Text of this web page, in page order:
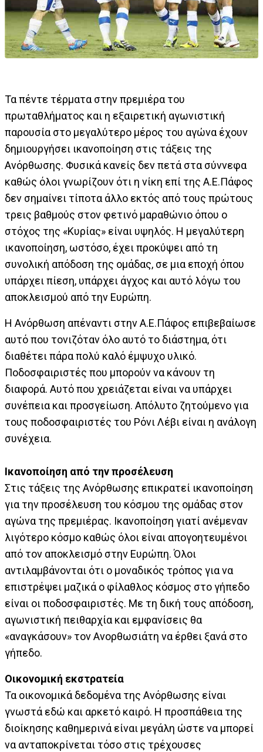
Τα πέντε τέρματα στην πρεμιέρα του
πρωταθλήματος και η εξαιρετική αγωνιστική
παρουσία στο μεγαλύτερο μέρος του αγώνα έχουν
δημιουργήσει ικανοποίηση στις τάξεις της
Ανόρθωσης. Φυσικά κανείς δεν πετά στα σύννεφα
καθώς όλοι γνωρίζουν ότι η νίκη επί της Α.Ε.Πάφος
δεν σημαίνει τίποτα άλλο εκτός από τους πρώτους
τρεις βαθμούς στον φετινό μαραθώνιο όπου ο
στόχος της «Κυρίας» είναι υψηλός. Η μεγαλύτερη
ικανοποίηση, ωστόσο, έχει προκύψει από τη
συνολική απόδοση της ομάδας, σε μια εποχή όπου
υπάρχει πίεση, υπάρχει άγχος και αυτό λόγω του
αποκλεισμού από την Ευρώπη.
Η Ανόρθωση απέναντι στην Α.Ε.Πάφος επιβεβαίωσε
αυτό που τονιζόταν όλο αυτό το διάστημα, ότι
διαθέτει πάρα πολύ καλό έμψυχο υλικό.
Ποδοσφαιριστές που μπορούν να κάνουν τη
διαφορά. Αυτό που χρειάζεται είναι να υπάρχει
συνέπεια και προσγείωση. Απόλυτο ζητούμενο για
τους ποδοσφαιριστές του Ρόνι Λέβι είναι η ανάλογη
συνέχεια.
Ικανοποίηση από την προσέλευση
Στις τάξεις της Ανόρθωσης επικρατεί ικανοποίηση
για την προσέλευση του κόσμου της ομάδας στον
αγώνα της πρεμιέρας. Ικανοποίηση γιατί ανέμεναν
λιγότερο κόσμο καθώς όλοι είναι απογοητευμένοι
από τον αποκλεισμό στην Ευρώπη. Όλοι
αντιλαμβάνονται ότι ο μοναδικός τρόπος για να
επιστρέψει μαζικά ο φίλαθλος κόσμος στο γήπεδο
είναι οι ποδοσφαιριστές. Με τη δική τους απόδοση,
αγωνιστική πειθαρχία και εμφανίσεις θα
«αναγκάσουν» τον Ανορθωσιάτη να έρθει ξανά στο
γήπεδο.
Οικονομική εκστρατεία
Τα οικονομικά δεδομένα της Ανόρθωσης είναι
γνωστά εδώ και αρκετό καιρό. Η προσπάθεια της
διοίκησης καθημερινά είναι μεγάλη ώστε να μπορεί
να ανταποκρίνεται τόσο στις τρέχουσες